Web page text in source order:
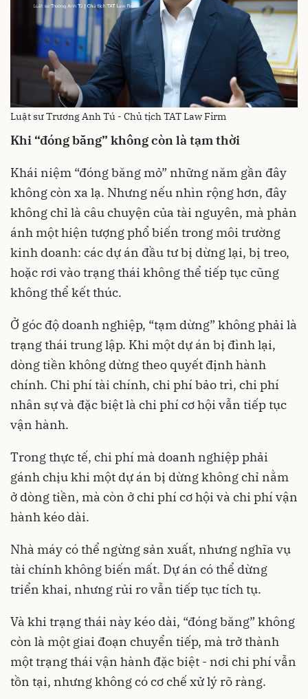
Luật sư Trương Anh Tú - Chủ tịch TAT Law Firm
Khi “đóng băng” không còn là tạm thời
Khái niệm “đóng băng mỏ” những năm gần đây
không còn xa lạ. Nhưng nếu nhìn rộng hơn, đây
không chỉ là câu chuyện của tài nguyên, mà phản
ánh một hiện tượng phổ biến trong môi trường
kinh doanh: các dự án đầu tư bị dừng lại, bị treo,
hoặc rơi vào trạng thái không thể tiếp tục cũng
không thể kết thúc.
Ở góc độ doanh nghiệp, “tạm dừng” không phải là
trạng thái trung lập. Khi một dự án bị đình lại,
dòng tiền không dừng theo quyết định hành
chính. Chi phí tài chính, chi phí bảo trì, chi phí
nhân sự và đặc biệt là chi phí cơ hội vẫn tiếp tục
vận hành.
Trong thực tế, chi phí mà doanh nghiệp phải
gánh chịu khi một dự án bị dừng không chỉ nằm
ở dòng tiền, mà còn ở chi phí cơ hội và chi phí vận
hành kéo dài.
Nhà máy có thể ngừng sản xuất, nhưng nghĩa vụ
tài chính không biến mất. Dự án có thể dừng
triển khai, nhưng rủi ro vẫn tiếp tục tích tụ.
Và khi trạng thái này kéo dài, “đóng băng” không
còn là một giai đoạn chuyển tiếp, mà trở thành
một trạng thái vận hành đặc biệt - nơi chi phí vẫn
tồn tại, nhưng không có cơ chế xử lý rõ ràng.